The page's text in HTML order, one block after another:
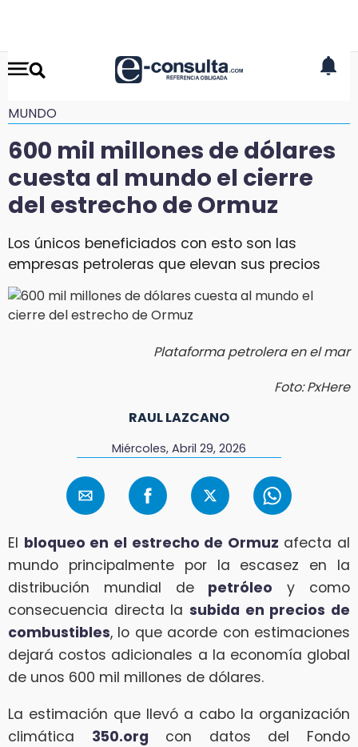
MUNDO
600 mil millones de dólares
cuesta al mundo el cierre
del estrecho de Ormuz
Los únicos beneficiados con esto son las
empresas petroleras que elevan sus precios
Plataforma petrolera en el mar
Foto: PxHere
RAUL LAZCANO
Miércoles, Abril 29, 2026
El bloqueo en el estrecho de Ormuz afecta al
mundo principalmente por la escasez en la
distribución mundial de petróleo y como
consecuencia directa la subida en precios de
combustibles, lo que acorde con estimaciones
dejará costos adicionales a la economía global
de unos 600 mil millones de dólares.
La estimación que llevó a cabo la organización
climática 350.org con datos del Fondo